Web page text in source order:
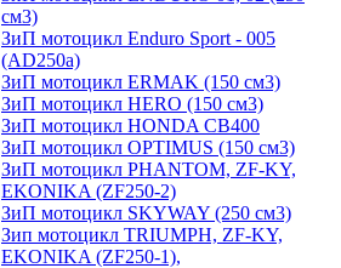
см3)
ЗиП мотоцикл Enduro Sport - 005
(AD250a)
ЗиП мотоцикл ERMAK (150 см3)
ЗиП мотоцикл HERO (150 см3)
ЗиП мотоцикл HONDA CB400
ЗиП мотоцикл OPTIMUS (150 см3)
ЗиП мотоцикл PHANTOM, ZF-KY,
EKONIKA (ZF250-2)
ЗиП мотоцикл SKYWAY (250 см3)
Зип мотоцикл TRIUMPH, ZF-KY,
EKONIKA (ZF250-1),